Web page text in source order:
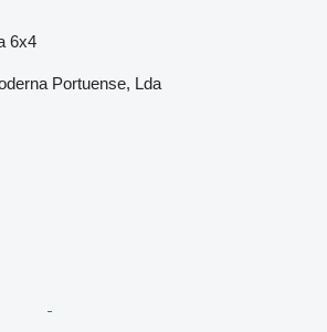
6x4
Portuense, Lda